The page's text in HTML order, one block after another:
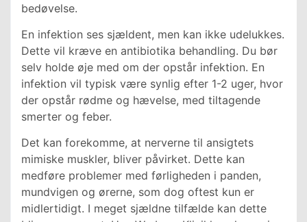
bedøvelse.
En infektion ses sjældent, men kan ikke udelukkes.
Dette vil kræve en antibiotika behandling. Du bør
selv holde øje med om der opstår infektion. En
infektion vil typisk være synlig efter 1-2 uger, hvor
der opstår rødme og hævelse, med tiltagende
smerter og feber.
Det kan forekomme, at nerverne til ansigtets
mimiske muskler, bliver påvirket. Dette kan
medføre problemer med førligheden i panden,
mundvigen og ørerne, som dog oftest kun er
midlertidigt. I meget sjældne tilfælde kan dette